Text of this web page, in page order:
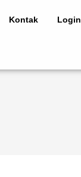
Kontak Login